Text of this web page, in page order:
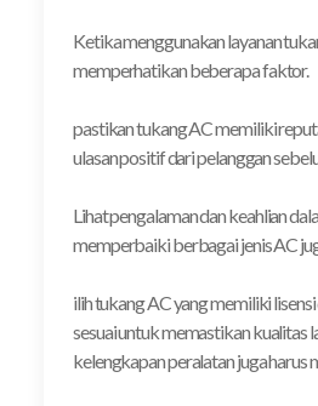
Ketika menggunakan layanan
memperhatikan beberapa faktor.
pastikan tukang AC memiliki
ulasan positif dari pelanggan
Lihat pengalaman dan keahlian
memperbaiki berbagai jenis AC
ilih tukang AC yang memiliki
sesuai untuk memastikan kualitas
kelengkapan peralatan juga harus